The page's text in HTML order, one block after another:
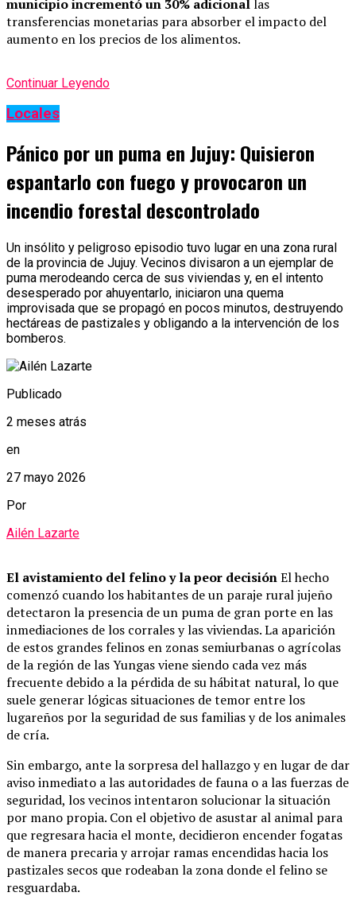
municipio incrementó un 30% adicionallas
transferencias monetarias para absorber el impacto del
aumento en los precios de los alimentos.
Continuar Leyendo
Locales
Pánico por un puma en Jujuy: Quisieron
espantarlo con fuego y provocaron un
incendio forestal descontrolado
Un insólito y peligroso episodio tuvo lugar en una zona rural
de la provincia de Jujuy. Vecinos divisaron a un ejemplar de
puma merodeando cerca de sus viviendas y, en el intento
desesperado por ahuyentarlo, iniciaron una quema
improvisada que se propagó en pocos minutos, destruyendo
hectáreas de pastizales y obligando a la intervención de los
bomberos.
Publicado
2 meses atrás
en
27 mayo 2026
Por
Ailén Lazarte
El avistamiento del felino y la peor decisiónEl hecho
comenzó cuando los habitantes de un paraje rural jujeño
detectaron la presencia de un puma de gran porte en las
inmediaciones de los corrales y las viviendas. La aparición
de estos grandes felinos en zonas semiurbanas o agrícolas
de la región de las Yungas viene siendo cada vez más
frecuente debido a la pérdida de su hábitat natural, lo que
suele generar lógicas situaciones de temor entre los
lugareños por la seguridad de sus familias y de los animales
de cría.
Sin embargo, ante la sorpresa del hallazgo y en lugar de dar
aviso inmediato a las autoridades de fauna o a las fuerzas de
seguridad, los vecinos intentaron solucionar la situación
por mano propia. Con el objetivo de asustar al animal para
que regresara hacia el monte, decidieron encender fogatas
de manera precaria y arrojar ramas encendidas hacia los
pastizales secos que rodeaban la zona donde el felino se
resguardaba.